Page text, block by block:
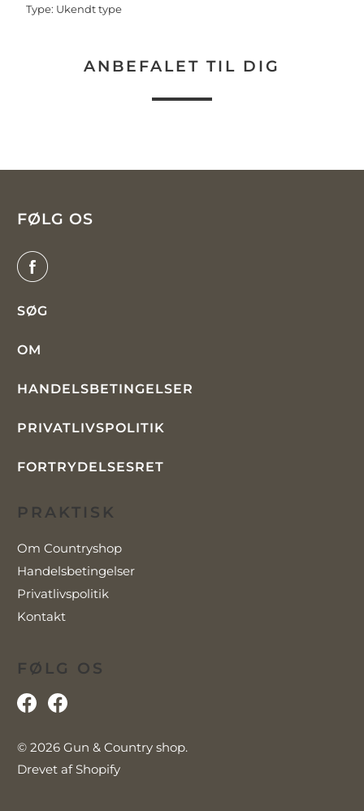
Type: Ukendt type
ANBEFALET TIL DIG
FØLG OS
SØG
OM
HANDELSBETINGELSER
PRIVATLIVSPOLITIK
FORTRYDELSESRET
PRAKTISK
Om Countryshop
Handelsbetingelser
Privatlivspolitik
Kontakt
FØLG OS
© 2026Gun & Country shop.
Drevet af Shopify